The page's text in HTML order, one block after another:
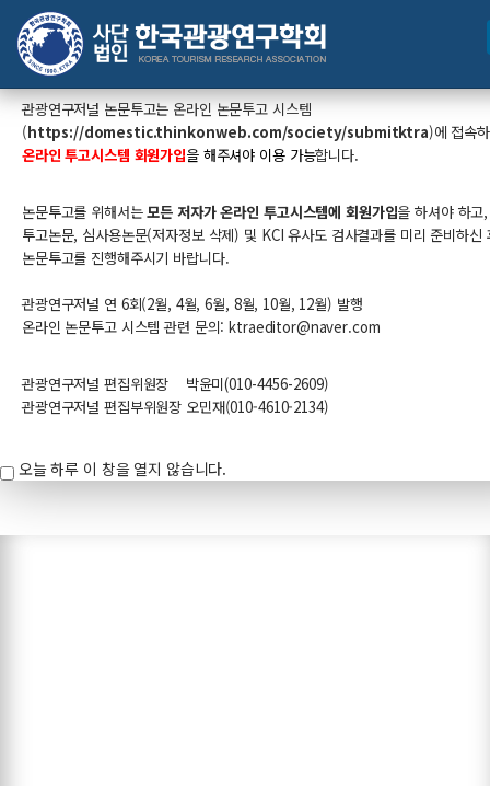
관광연구저널 논문투고 안내
관광연구저널 논문투고는 온라인 논문투고 시스템
(https://domestic.thinkonweb.com/society/submitktra​)에 접속
온라인 투고시스템 회원가입을 해주셔야 이용 가능합니다.
논문투고를 위해서는모든 저자가 온라인 투고시스템에 회원가입을 하셔야 하고,
투고논문, 심사용논문(저자정보 삭제) 및 KCI 유사도 검사결과를 미리 준비하신
논문투고를 진행해주시기 바랍니다.
관광연구저널 연 6회(2월, 4월, 6월, 8월, 10월, 12월) 발행
온라인 논문투고 시스템 관련 문의: ktraeditor@naver.com​
관광연구저널 편집위원장 박윤미(010-4456-2609)
관광연구저널 편집부위원장 오민재(010-4610-2134)
오늘 하루 이 창을 열지 않습니다.